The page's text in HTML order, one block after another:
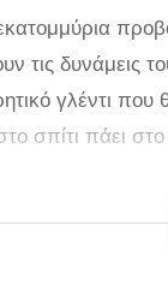
τις δυνάμεις
γλέντι
σπίτι πάει